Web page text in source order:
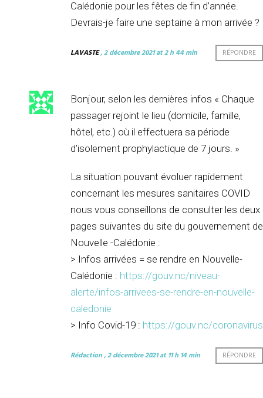
Calédonie pour les fêtes de fin d’année.
Devrais-je faire une septaine à mon arrivée ?
LAVASTE, 2 décembre 2021 at 2 h 44 min RÉPONDRE
Bonjour, selon les dernières infos « Chaque
passager rejoint le lieu (domicile, famille,
hôtel, etc.) où il effectuera sa période
d’isolement prophylactique de 7 jours. »
La situation pouvant évoluer rapidement
concernant les mesures sanitaires COVID
nous vous conseillons de consulter les deux
pages suivantes du site du gouvernement de
Nouvelle -Calédonie :
> Infos arrivées = se rendre en Nouvelle-
Calédonie : https://gouv.nc/niveau-
alerte/infos-arrivees-se-rendre-en-nouvelle-
caledonie
> Info Covid-19 : https://gouv.nc/coronavirus
Rédaction, 2 décembre 2021 at 11 h 14 min RÉPONDRE